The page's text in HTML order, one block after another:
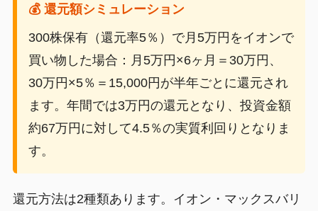
💰 還元額シミュレーション
300株保有（還元率5％）で月5万円をイオンで
買い物した場合：月5万円×6ヶ月＝30万円、
30万円×5％＝15,000円が半年ごとに還元され
ます。年間では3万円の還元となり、投資金額
約67万円に対して4.5％の実質利回りとなりま
す。
還元方法は2種類あります。イオン・マックスバリ